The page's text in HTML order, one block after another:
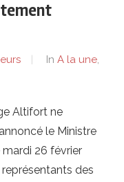
In A la une,
Altifort ne
le Ministre
mardi 26 février
représentants des